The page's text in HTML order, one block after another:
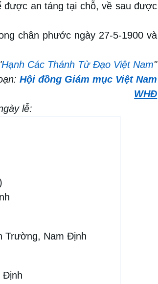
an táng tại chỗ, về sau được
chân phước ngày 27-5-1900 và
Hạnh Các Thánh Tử Đạo Việt Nam"
Hội đồng Giám mục Việt Nam
WHĐ
lễ:
Trường, Nam Định
Định